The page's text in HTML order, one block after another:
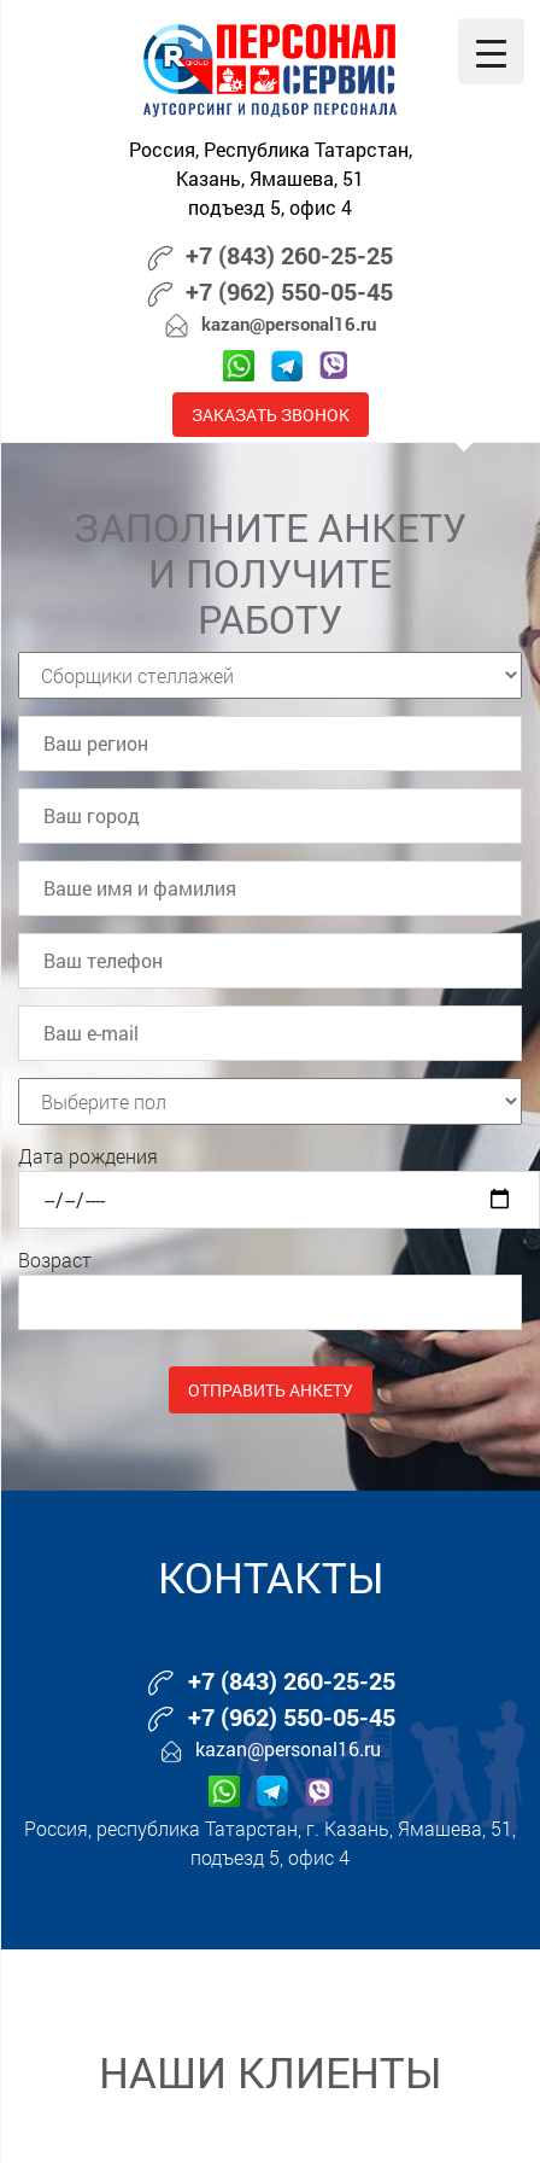
Россия, Республика Татарстан,
Казань, Ямашева, 51
подъезд 5, офис 4
+7 (843) 260-25-25
+7 (962) 550-05-45
kazan@personal16.ru
ЗАКАЗАТЬ ЗВОНОК
ЗАПОЛНИТЕ АНКЕТУ
И ПОЛУЧИТЕ
РАБОТУ
Дата рождения
Возраст
Alternative:
КОНТАКТЫ
+7 (843) 260-25-25
+7 (962) 550-05-45
kazan@personal16.ru
Россия, республика Татарстан, г. Казань, Ямашева, 51,
подъезд 5, офис 4
НАШИ КЛИЕНТЫ